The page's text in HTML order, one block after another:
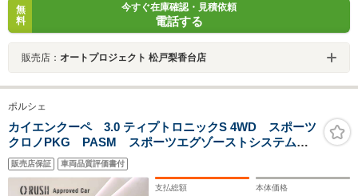
無
料
今すぐ在庫確認・見積依頼
電話する
販売店： オートプロジェクト 松戸梨香台店
ポルシェ
カイエンクーペ 3.0 ティプトロニックS 4WD スポーツ
クロノPKG PASM スポーツエグゾーストシステム
21インチRSスパイダーデザインホイール コンフォート
アクセス LEDヘッドライト ソフトクローズドア レ
ーンキープアシスト パノラマガラスルーフ
販売店保証 車両品質評価書付
支払総額 本体価格